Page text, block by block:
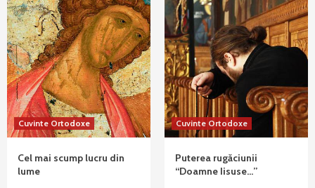
Cuvinte Ortodoxe
Cel mai scump lucru din
lume
Cuvinte Ortodoxe
Puterea rugăciunii
“Doamne Iisuse…”